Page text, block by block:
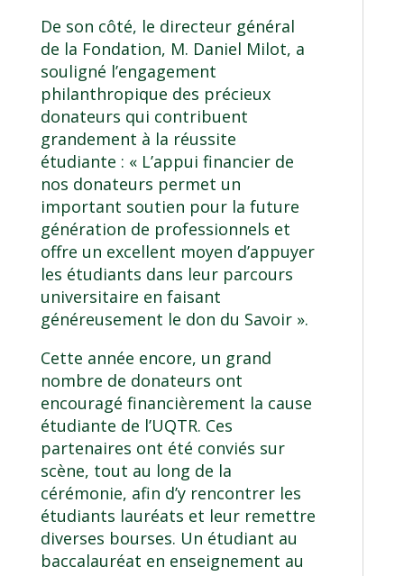
De son côté, le directeur général
de la Fondation, M. Daniel Milot, a
souligné l’engagement
philanthropique des précieux
donateurs qui contribuent
grandement à la réussite
étudiante : « L’appui financier de
nos donateurs permet un
important soutien pour la future
génération de professionnels et
offre un excellent moyen d’appuyer
les étudiants dans leur parcours
universitaire en faisant
généreusement le don du Savoir ».
Cette année encore, un grand
nombre de donateurs ont
encouragé financièrement la cause
étudiante de l’UQTR. Ces
partenaires ont été conviés sur
scène, tout au long de la
cérémonie, afin d’y rencontrer les
étudiants lauréats et leur remettre
diverses bourses. Un étudiant au
baccalauréat en enseignement au